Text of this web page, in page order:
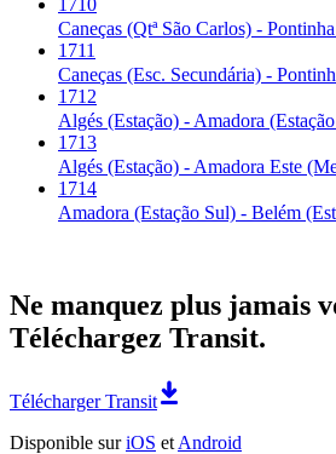
1710
Caneças (Qtª São Carlos) -
1711
Caneças (Esc. Secundária) -
1712
Algés (Estação) - Amadora
1713
Algés (Estação) - Amadora Este
1714
Amadora (Estação Sul) - Belém
Ne manquez plus jamais
Téléchargez Transit.
Télécharger Transit
Disponible suriOS et Android